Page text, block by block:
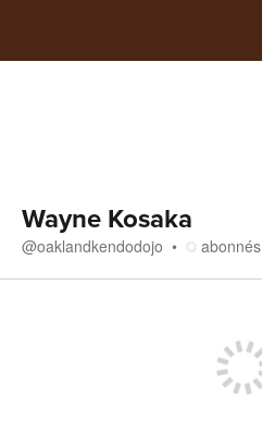
Wayne Kosaka
@oaklandkendodojo abonnés